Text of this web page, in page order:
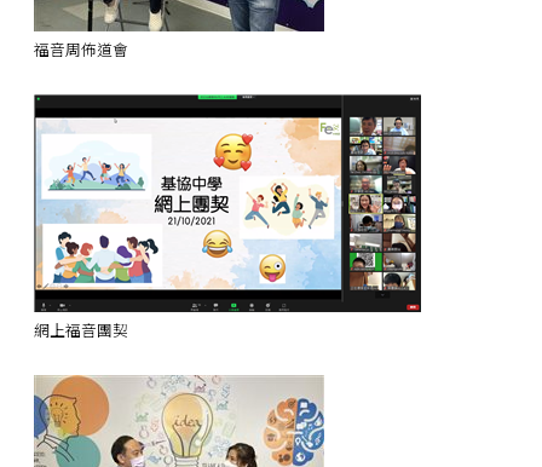
福音周佈道會
網上福音團契